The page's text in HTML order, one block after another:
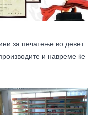
за печатење во девет
и навреме ќе